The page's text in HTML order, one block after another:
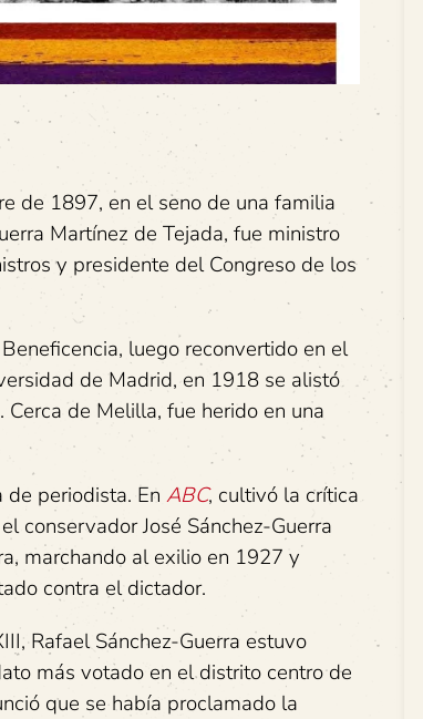
de 1897, en el seno de una familia
Martínez de Tejada, fue ministro
y presidente del Congreso de los
luego reconvertido en el
de Madrid, en 1918 se alistó
de Melilla, fue herido en una
periodista. En ABC, cultivó la crítica
conservador José Sánchez-Guerra
marchando al exilio en 1927 y
contra el dictador.
Rafael Sánchez-Guerra estuvo
más votado en el distrito centro de
que se había proclamado la